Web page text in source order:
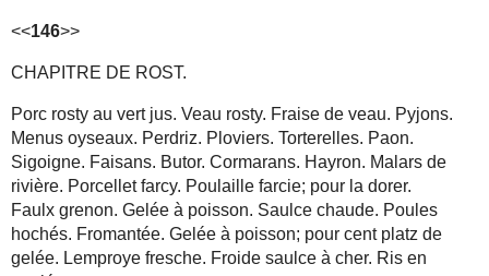
<<146>>
CHAPITRE DE ROST.
Porc rosty au vert jus. Veau rosty. Fraise de veau. Pyjons.
Menus oyseaux. Perdriz. Ploviers. Torterelles. Paon.
Sigoigne. Faisans. Butor. Cormarans. Hayron. Malars de
rivière. Porcellet farcy. Poulaille farcie; pour la dorer.
Faulx grenon. Gelée à poisson. Saulce chaude. Poules
hochés. Fromantée. Gelée à poisson; pour cent platz de
gelée. Lemproye fresche. Froide saulce à cher. Ris en